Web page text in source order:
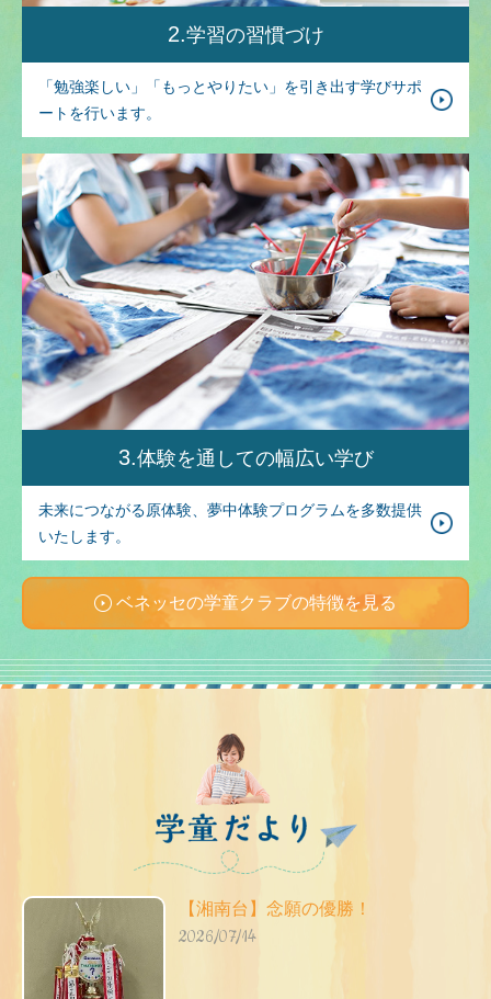
2 学習の習慣づけ
「勉強楽しい」「もっとやりたい」を引き出す学びサポ
ートを行います。
3 体験を通しての幅広い学び
未来につながる原体験、夢中体験プログラムを多数提供
いたします。
ベネッセの学童クラブの特徴を見る
【湘南台】念願の優勝！
2026/07/14